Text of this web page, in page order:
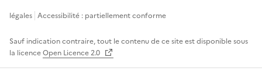
légales Accessibilité : partiellement conforme
Sauf indication contraire, tout le contenu de ce site est disponible sous
la licenceOpen Licence 2.0